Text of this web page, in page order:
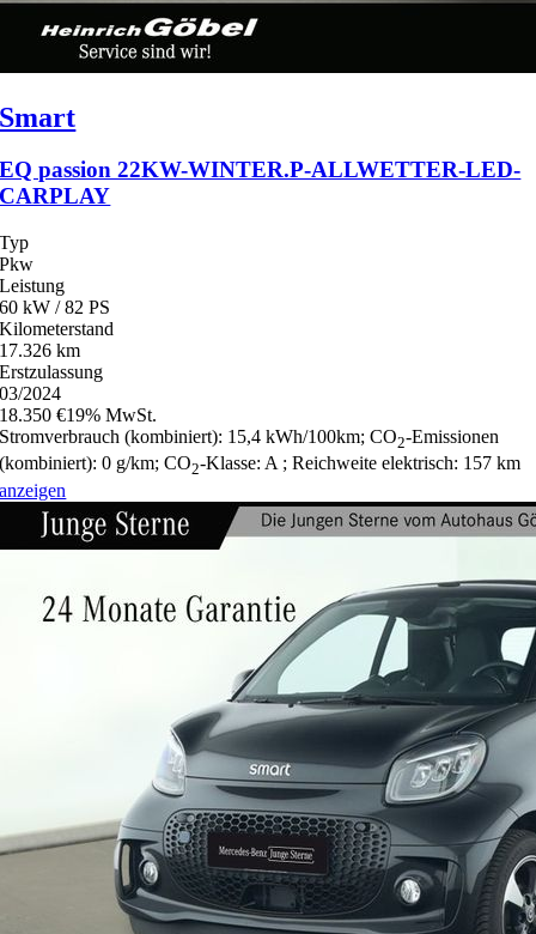
Smart
EQ passion 22KW-WINTER.P-ALLWETTER-LED-
CARPLAY
Typ
Pkw
Leistung
60 kW / 82 PS
Kilometerstand
17.326 km
Erstzulassung
03/2024
18.350 €19% MwSt.
Stromverbrauch (kombiniert): 15,4 kWh/100km;CO2-Emissionen
(kombiniert):0 g/km;CO2-Klasse: A ;Reichweite elektrisch: 157 km
anzeigen